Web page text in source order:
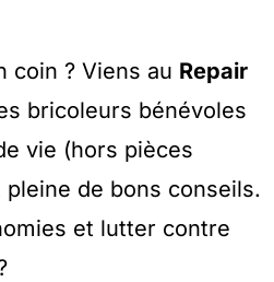
coin ? Viens au Repair
bricoleurs bénévoles
vie (hors pièces
de bons conseils.
et lutter contre